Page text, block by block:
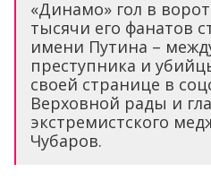
«Динамо» гол в
тысячи его фанатов
имени Путина –
преступника и
своей странице в
Верховной рады и
экстремистского
Чубаров.